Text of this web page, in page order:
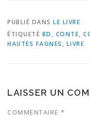
PUBLIÉ DANS LE LIVRE
ÉTIQUETÉ BD , CONTE,
HAUTES FAGNES , LIVRE
LAISSER UN
COMMENTAIRE *